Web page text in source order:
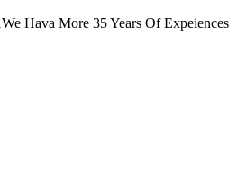
We Hava More 35 Years Of Expeiences